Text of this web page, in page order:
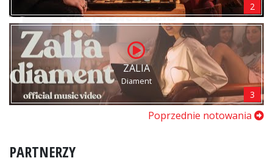
2
ZALIA
Diament
3
Poprzednie notowania
PARTNERZY